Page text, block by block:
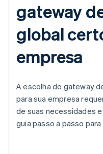
gateway
global
empresa
A escolha do gateway
para sua empresa
de suas necessidades
guia passo a passo